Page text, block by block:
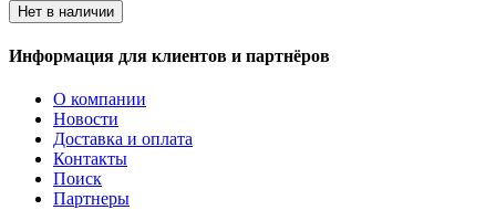
Нет в наличии
Информация для клиентов и партнёров
О компании
Новости
Доставка и оплата
Контакты
Поиск
Партнеры